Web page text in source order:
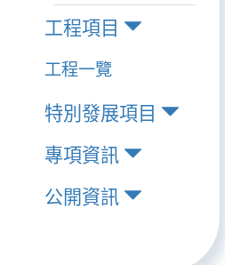
工程項目
工程一覽
特別發展項目
專項資訊
公開資訊